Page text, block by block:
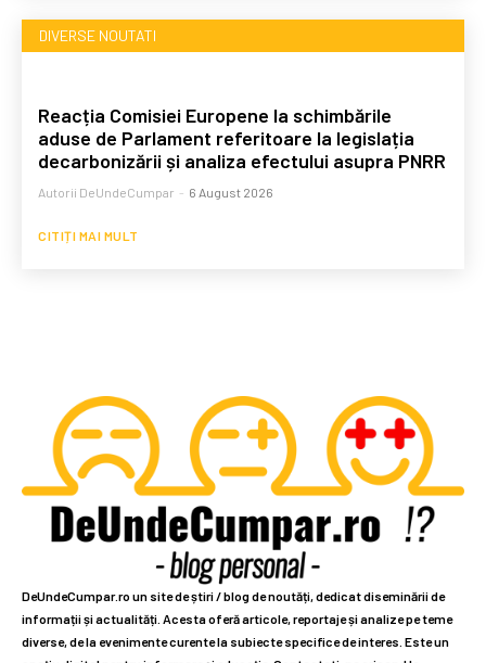
DIVERSE NOUTATI
Reacția Comisiei Europene la schimbările
aduse de Parlament referitoare la legislația
decarbonizării și analiza efectului asupra PNRR
Autorii DeUndeCumpar - 6 August 2026
CITIȚI MAI MULT
DeUndeCumpar.ro un site de știri / blog de noutăți, dedicat diseminării de
informații și actualități. Acesta oferă articole, reportaje și analize pe teme
diverse, de la evenimente curente la subiecte specifice de interes. Este un